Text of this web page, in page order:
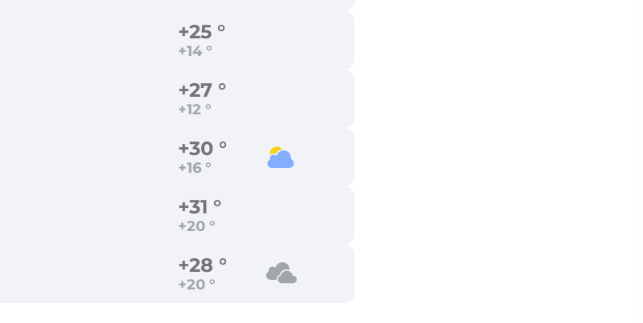
+25 °
+14 °
+27 °
+12 °
+30 °
+16 °
+31 °
+20 °
+28 °
+20 °